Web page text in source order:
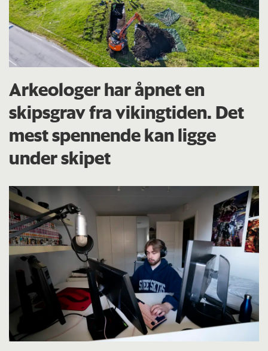
Arkeologer har åpnet en
skipsgrav fra vikingtiden. Det
mest spennende kan ligge
under skipet